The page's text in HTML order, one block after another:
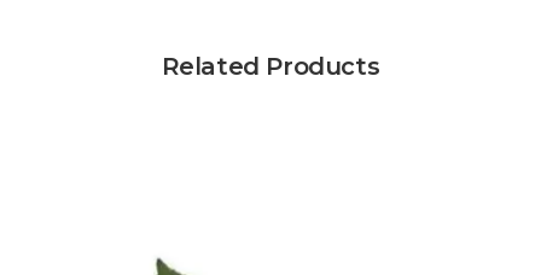
Related Products